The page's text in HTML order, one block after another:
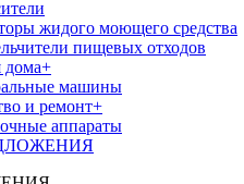
жидого моющего средства
пищевых отходов
дома+
машины
и ремонт+
аппараты